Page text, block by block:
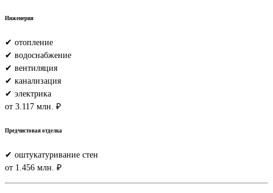
Инженерия
✔ отопление
✔ водоснабжение
✔ вентиляция
✔ канализация
✔ электрика
от 3.117 млн. ₽
Предчистовая отделка
✔ оштукатуривание стен
от 1.456 млн. ₽